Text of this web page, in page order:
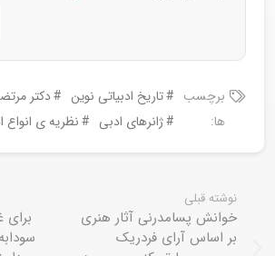
برچسب
ها:
تاریخ ادبیاتی نوین
دکتر
ژانرهای ادبی
نظریه ی انواع
نوشته قبلی
خوانش پسامدرنی آثار هنری
بر اساس آرای فردریک
برای